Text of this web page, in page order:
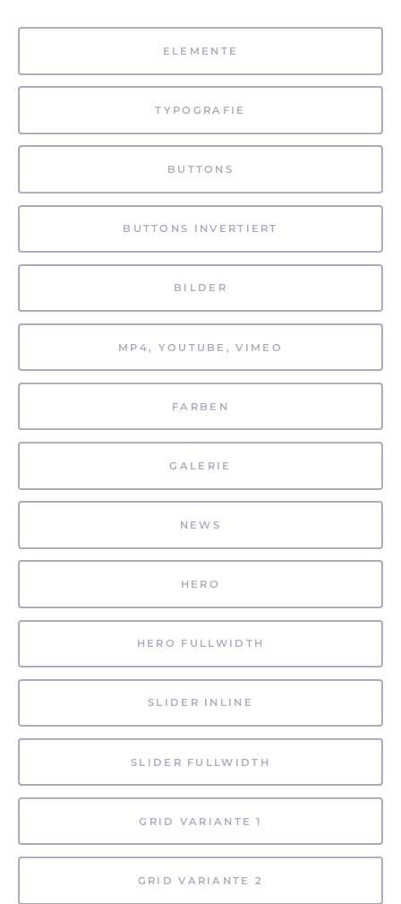
ELEMENTE
TYPOGRAFIE
BUTTONS
BUTTONS INVERTIERT
BILDER
MP4, YOUTUBE, VIMEO
FARBEN
GALERIE
NEWS
HERO
HERO FULLWIDTH
SLIDER INLINE
SLIDER FULLWIDTH
GRID VARIANTE 1
GRID VARIANTE 2